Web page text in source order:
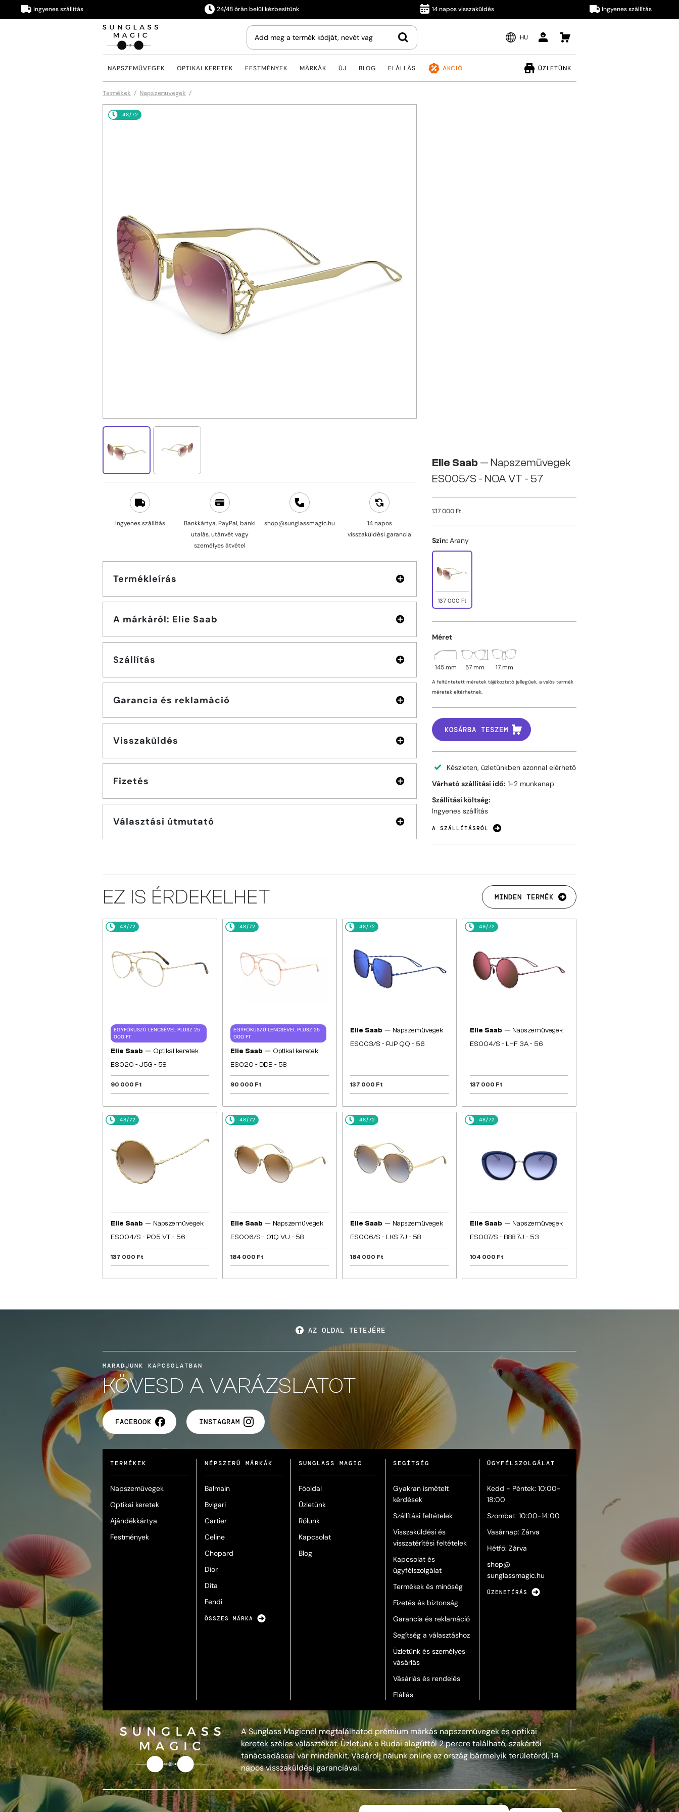
Ingyenes szállítás 24/48 órán belül kézbesítünk 14 napos visszaküldés Ingyenes szállítás
HU
NAPSZEMÜVEGEK OPTIKAI KERETEK FESTMÉNYEK MÁRKÁK ÚJ BLOG ELÁLLÁS AKCIÓ ÜZLETÜNK
Termékek Napszemüvegek
48/72
Ingyenes szállítás
Bankkártya, PayPal, banki
utalás, utánvét vagy
személyes átvétel
shop@sunglassmagic.hu
14 napos
visszaküldési garancia
Termékleírás
A márkáról: Elie Saab
Szállítás
Garancia és reklamáció
Visszaküldés
Fizetés
Választási útmutató
Elie Saab— Napszemüvegek
ES005/S - NOA VT - 57
137 000 Ft
Szín: Arany
137 000 Ft
Méret
145 mm 57 mm 17 mm
A feltüntetett méretek tájékoztató jellegűek, a valós termék
méretek eltérhetnek.
KOSÁRBA TESZEM
Készleten, üzletünkben azonnal elérhető
Várható szállítási idő: 1-2 munkanap
Szállítási költség:
Ingyenes szállítás
A SZÁLLÍTÁSRÓL
EZ IS ÉRDEKELHET MINDEN TERMÉK
48/72
EGYFÓKUSZÚ LENCSÉVEL PLUSZ 25
000 FT
Elie Saab — Optikai keretek
ES020 - J5G - 58
90 000 Ft
48/72
EGYFÓKUSZÚ LENCSÉVEL PLUSZ 25
000 FT
Elie Saab — Optikai keretek
ES020 - DDB - 58
90 000 Ft
48/72
Elie Saab — Napszemüvegek
ES003/S - PJP QQ - 56
137 000 Ft
48/72
Elie Saab — Napszemüvegek
ES004/S - LHF 3A - 56
137 000 Ft
48/72
Elie Saab — Napszemüvegek
ES004/S - PO5 VT - 56
137 000 Ft
48/72
Elie Saab — Napszemüvegek
ES006/S - 01Q VU - 58
184 000 Ft
48/72
Elie Saab — Napszemüvegek
ES006/S - LKS 7J - 58
184 000 Ft
48/72
Elie Saab — Napszemüvegek
ES007/S - B88 7J - 53
104 000 Ft
AZ OLDAL TETEJÉRE
MARADJUNK KAPCSOLATBAN
KÖVESD A VARÁZSLATOT
FACEBOOK INSTAGRAM
TERMÉKEK
Napszemüvegek
Optikai keretek
Ajándékkártya
Festmények
NÉPSZERŰ MÁRKÁK
Balmain
Bvlgari
Cartier
Celine
Chopard
Dior
Dita
Fendi
ÖSSZES MÁRKA
SUNGLASS MAGIC
Főoldal
Üzletünk
Rólunk
Kapcsolat
Blog
SEGÍTSÉG
Gyakran ismételt
kérdések
Szállítási feltételek
Visszaküldési és
visszatérítési feltételek
Kapcsolat és
ügyfélszolgálat
Termékek és minőség
Fizetés és biztonság
Garancia és reklamáció
Segítség a választáshoz
Üzletünk és személyes
vásárlás
Vásárlás és rendelés
Elállás
ÜGYFÉLSZOLGÁLAT
Kedd - Péntek: 10:00-
18:00
Szombat: 10:00-14:00
Vasárnap: Zárva
Hétfő: Zárva
shop@
sunglassmagic.hu
ÜZENETÍRÁS
A Sunglass Magicnél megtalálhatod prémium márkás napszemüvegek és optikai
keretek széles választékát. Üzletünk a Budai alagúttól 2 percre található, szakértői
tanácsadással vár mindenkit. Vásárolj nálunk online az ország bármelyik területéről, 14
napos visszaküldési garanciával.